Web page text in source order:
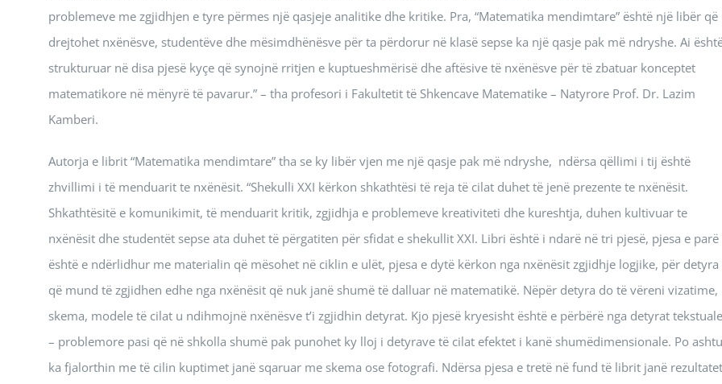
problemeve me zgjidhjen e tyre përmes një qasjeje analitike dhe kritike. Pra, “Matematika mendimtare” është një libër që
drejtohet nxënësve, studentëve dhe mësimdhënësve për ta përdorur në klasë sepse ka një qasje pak më ndryshe. Ai
strukturuar në disa pjesë kyçe që synojnë rritjen e kuptueshmërisë dhe aftësive të nxënësve për të zbatuar konceptet
matematikore në mënyrë të pavarur.” – tha profesori i Fakultetit të Shkencave Matematike – Natyrore Prof. Dr. Lazim
Kamberi.
Autorja e librit “Matematika mendimtare” tha se ky libër vjen me një qasje pak më ndryshe, ndërsa qëllimi i tij është
zhvillimi i të menduarit te nxënësit. “Shekulli XXI kërkon shkathtësi të reja të cilat duhet të jenë prezente te nxënësit.
Shkathtësitë e komunikimit, të menduarit kritik, zgjidhja e problemeve kreativiteti dhe kureshtja, duhen kultivuar te
nxënësit dhe studentët sepse ata duhet të përgatiten për sfidat e shekullit XXI. Libri është i ndarë në tri pjesë, pjesa e parë
është e ndërlidhur me materialin që mësohet në ciklin e ulët, pjesa e dytë kërkon nga nxënësit zgjidhje logjike, për detyra
që mund të zgjidhen edhe nga nxënësit që nuk janë shumë të dalluar në matematikë. Nëpër detyra do të vëreni vizatime,
skema, modele të cilat u ndihmojnë nxënësve t’i zgjidhin detyrat. Kjo pjesë kryesisht është e përbërë nga detyrat tekstuale
– problemore pasi që në shkolla shumë pak punohet ky lloj i detyrave të cilat efektet i kanë shumëdimensionale. Po ashtu
ka fjalorthin me të cilin kuptimet janë sqaruar me skema ose fotografi. Ndërsa pjesa e tretë në fund të librit janë